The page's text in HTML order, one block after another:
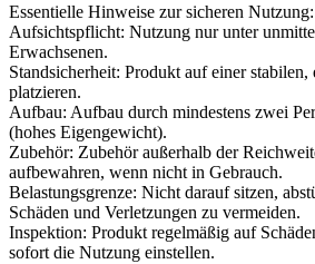
Essentielle Hinweise zur sicheren Nutzung:
Aufsichtspflicht: Nutzung nur unter
Erwachsenen.
Standsicherheit: Produkt auf einer stabilen,
platzieren.
Aufbau: Aufbau durch mindestens zwei
(hohes Eigengewicht).
Zubehör: Zubehör außerhalb der
aufbewahren, wenn nicht in Gebrauch.
Belastungsgrenze: Nicht darauf sitzen,
Schäden und Verletzungen zu vermeiden.
Inspektion: Produkt regelmäßig auf
sofort die Nutzung einstellen.